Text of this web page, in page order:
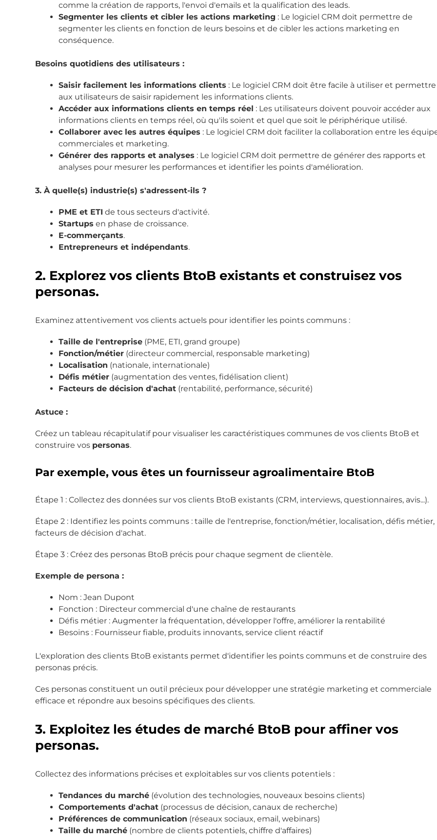
comme la création de rapports, l'envoi d'emails et la qualification des leads.
Segmenter les clients et cibler les actions marketing : Le logiciel CRM doit permettre de
segmenter les clients en fonction de leurs besoins et de cibler les actions marketing en
conséquence.
Besoins quotidiens des utilisateurs :
Saisir facilement les informations clients : Le logiciel CRM doit être facile à utiliser et permettre
aux utilisateurs de saisir rapidement les informations clients.
Accéder aux informations clients en temps réel : Les utilisateurs doivent pouvoir accéder aux
informations clients en temps réel, où qu'ils soient et quel que soit le périphérique utilisé.
Collaborer avec les autres équipes : Le logiciel CRM doit faciliter la collaboration entre les
commerciales et marketing.
Générer des rapports et analyses : Le logiciel CRM doit permettre de générer des rapports et
analyses pour mesurer les performances et identifier les points d'amélioration.
3. À quelle(s) industrie(s) s'adressent-ils ?
PME et ETI de tous secteurs d'activité.
Startups en phase de croissance.
E-commerçants.
Entrepreneurs et indépendants.
2. Explorez vos clients BtoB existants et construisez vos
personas.
Examinez attentivement vos clients actuels pour identifier les points communs :
Taille de l'entreprise (PME, ETI, grand groupe)
Fonction/métier (directeur commercial, responsable marketing)
Localisation (nationale, internationale)
Défis métier (augmentation des ventes, fidélisation client)
Facteurs de décision d'achat (rentabilité, performance, sécurité)
Astuce :
Créez un tableau récapitulatif pour visualiser les caractéristiques communes de vos clients BtoB et
construire vos personas.
Par exemple, vous êtes un fournisseur agroalimentaire BtoB
Étape 1 : Collectez des données sur vos clients BtoB existants (CRM, interviews, questionnaires, avis...).
Étape 2 : Identifiez les points communs : taille de l'entreprise, fonction/métier, localisation, défis métier,
facteurs de décision d'achat.
Étape 3 : Créez des personas BtoB précis pour chaque segment de clientèle.
Exemple de persona :
Nom : Jean Dupont
Fonction : Directeur commercial d'une chaîne de restaurants
Défis métier : Augmenter la fréquentation, développer l'offre, améliorer la rentabilité
Besoins : Fournisseur fiable, produits innovants, service client réactif
L'exploration des clients BtoB existants permet d'identifier les points communs et de construire des
personas précis.
Ces personas constituent un outil précieux pour développer une stratégie marketing et commerciale
efficace et répondre aux besoins spécifiques des clients.
3. Exploitez les études de marché BtoB pour affiner vos
personas.
Collectez des informations précises et exploitables sur vos clients potentiels :
Tendances du marché (évolution des technologies, nouveaux besoins clients)
Comportements d'achat (processus de décision, canaux de recherche)
Préférences de communication (réseaux sociaux, email, webinars)
Taille du marché (nombre de clients potentiels, chiffre d'affaires)